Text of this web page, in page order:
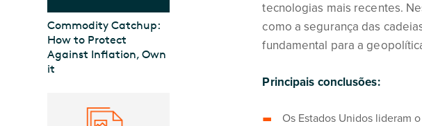
tecnologias mais recentes.
como a segurança das
fundamental para a
Principais conclusões:
Os Estados Unidos lideram
Commodity Catchup:
How to Protect
Against Inflation, Own
it